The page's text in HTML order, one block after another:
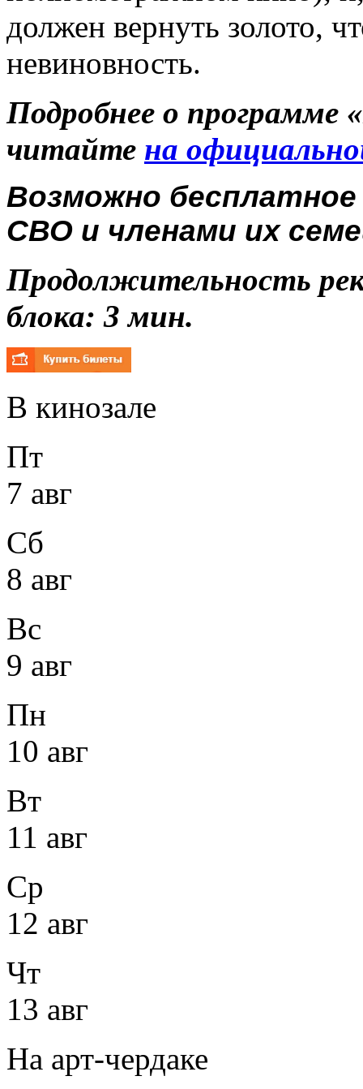
должен вернуть золото,
невиновность.
Подробнее о программе
читайте на
Возможно
СВО и членами их
Продолжительность
блока: 3 мин.
В кинозале
Пт
7 авг
Сб
8 авг
Вс
9 авг
Пн
10 авг
Вт
11 авг
Ср
12 авг
Чт
13 авг
На арт-чердаке